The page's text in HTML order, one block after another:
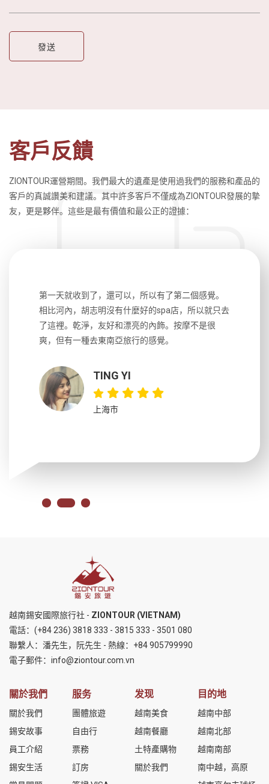
客戶反饋
ZIONTOUR運營期間。我們最大的遺產是使用過我們的服務和產品的
客戶的真誠讚美和建議。其中許多客戶不僅成為ZIONTOUR發展的摯
友，更是夥伴。這些是最有價值和最公正的證據：
第一天就收到了，還可以，所以有了第二個感覺。
相比河內，胡志明沒有什麼好的spa店，所以就只去
了這裡。乾淨，友好和漂亮的內飾。按摩不是很
爽，但有一種去東南亞旅行的感覺。
TING YI
上海市
越南錫安國際旅行社 - ZIONTOUR (VIETNAM)
電話： (+84 236) 3818 333 - 3815 333 - 3501 080
聯繫人：潘先生，阮先生 - 熱線： +84 905799990
電子郵件： info@ziontour.com.vn
關於我們
關於我們
錫安故事
員工介紹
錫安生活
服务
團體旅遊
自由行
票務
訂房
发现
越南美食
越南餐廳
土特產購物
關於我們
目的地
越南中部
越南北部
越南南部
南中越，高原